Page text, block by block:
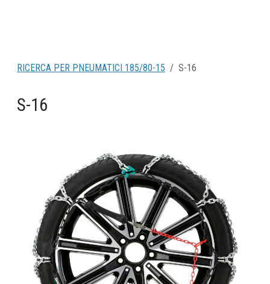
RICERCA PER PNEUMATICI 185/80-15 S-16
S-16